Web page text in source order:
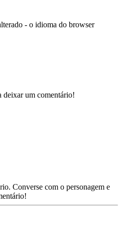
- o idioma do browser
deixar um comentário!
Converse com o personagem e